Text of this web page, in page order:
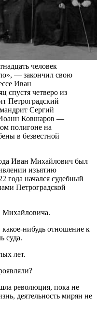
человек
— закончил свою
Иван
спустя четверо из
Петроградский
Сергий
Ковшаров —
полигоне на
в безвестной
Иван Михайлович был
изъятию
года начался судебный
Петро­градской
Михайловича.
нибудь отношение к
суда.
лет.
революция, пока не
деятельность мирян не